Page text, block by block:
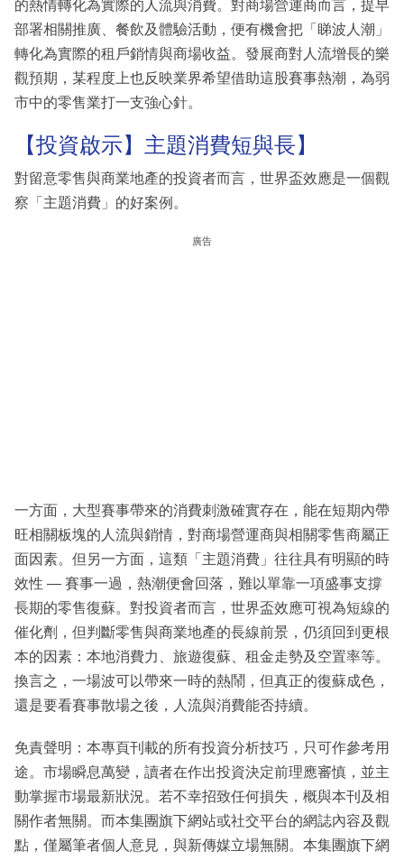
的熱情轉化為實際的人流與消費。對商場營運商而言，提早
部署相關推廣、餐飲及體驗活動，便有機會把「睇波人潮」
轉化為實際的租戶銷情與商場收益。發展商對人流增長的樂
觀預期，某程度上也反映業界希望借助這股賽事熱潮，為弱
市中的零售業打一支強心針。
【投資啟示】主題消費短與長】
對留意零售與商業地產的投資者而言，世界盃效應是一個觀
察「主題消費」的好案例。
廣告
一方面，大型賽事帶來的消費刺激確實存在，能在短期內帶
旺相關板塊的人流與銷情，對商場營運商與相關零售商屬正
面因素。但另一方面，這類「主題消費」往往具有明顯的時
效性 — 賽事一過，熱潮便會回落，難以單靠一項盛事支撐
長期的零售復蘇。對投資者而言，世界盃效應可視為短線的
催化劑，但判斷零售與商業地產的長線前景，仍須回到更根
本的因素：本地消費力、旅遊復蘇、租金走勢及空置率等。
換言之，一場波可以帶來一時的熱鬧，但真正的復蘇成色，
還是要看賽事散場之後，人流與消費能否持續。
免責聲明：本專頁刊載的所有投資分析技巧，只可作參考用
途。市場瞬息萬變，讀者在作出投資決定前理應審慎，並主
動掌握市場最新狀況。若不幸招致任何損失，概與本刊及相
關作者無關。而本集團旗下網站或社交平台的網誌內容及觀
點，僅屬筆者個人意見，與新傳媒立場無關。本集團旗下網